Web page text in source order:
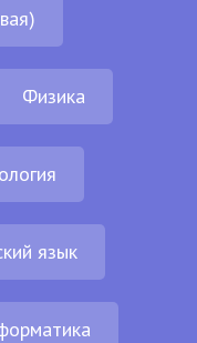
Физика
язык